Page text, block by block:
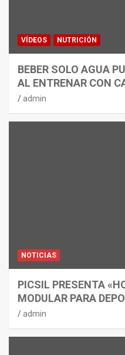
VÍDEOS NUTRICIÓN
BEBER SOLO AGUA
AL ENTRENAR CON
admin
NOTICIAS
PICSIL PRESENTA
MODULAR PARA
admin